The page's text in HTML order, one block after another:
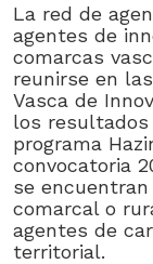
La red de
agentes de
comarcas
reunirse en
Vasca de
los
programa
convocatoria
se
comarcal o
agentes de
territorial.